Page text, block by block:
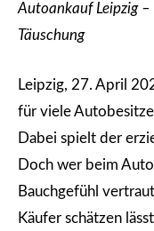
Autoankauf Leipzig –
Täuschung
Leipzig, 27. April
für viele
Dabei spielt der
Doch wer beim
Bauchgefühl
Käufer schätzen